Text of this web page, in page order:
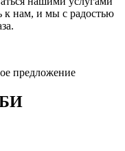
к нам, и мы с радостью
предложение